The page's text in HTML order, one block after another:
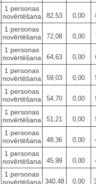
1 personas
novērtēšana
82,53 0,00
1 personas
novērtēšana
72,08 0,00
1 personas
novērtēšana
64,63 0,00
1 personas
novērtēšana
59,03 0,00
1 personas
novērtēšana
54,70 0,00
1 personas
novērtēšana
51,21 0,00
1 personas
novērtēšana
48,36 0,00
1 personas
novērtēšana
45,99 0,00
1 personas
novērtēšana 340,48 0,00